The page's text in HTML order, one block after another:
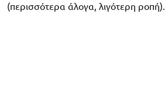
(περισσότερα άλογα, λιγότερη ροπή).